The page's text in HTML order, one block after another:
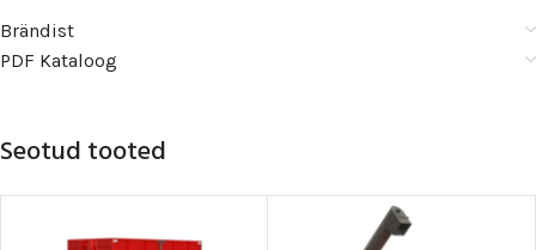
Brändist
PDF Kataloog
Seotud tooted